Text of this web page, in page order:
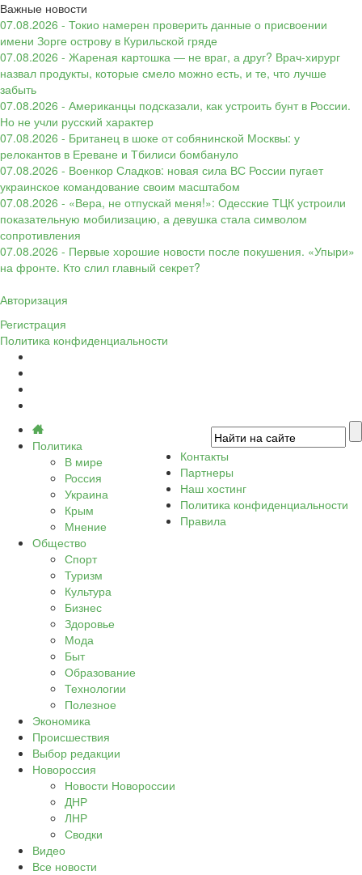
Важные новости
07.08.2026 - Токио намерен проверить данные о присвоении
имени Зорге острову в Курильской гряде
07.08.2026 - Жареная картошка — не враг, а друг? Врач-хирург
назвал продукты, которые смело можно есть, и те, что лучше
забыть
07.08.2026 - Американцы подсказали, как устроить бунт в России.
Но не учли русский характер
07.08.2026 - Британец в шоке от собянинской Москвы: у
релокантов в Ереване и Тбилиси бомбануло
07.08.2026 - Военкор Сладков: новая сила ВС России пугает
украинское командование своим масштабом
07.08.2026 - «Вера, не отпускай меня!»: Одесские ТЦК устроили
показательную мобилизацию, а девушка стала символом
сопротивления
07.08.2026 - Первые хорошие новости после покушения. «Упыри»
на фронте. Кто слил главный секрет?
Авторизация
Регистрация
Политика конфиденциальности
Политика
В мире
Россия
Украина
Крым
Мнение
Общество
Спорт
Туризм
Культура
Бизнес
Здоровье
Мода
Быт
Образование
Технологии
Полезное
Экономика
Происшествия
Выбор редакции
Новороссия
Новости Новороссии
ДНР
ЛНР
Сводки
Видео
Все новости
Контакты
Партнеры
Наш хостинг
Политика конфиденциальности
Правила